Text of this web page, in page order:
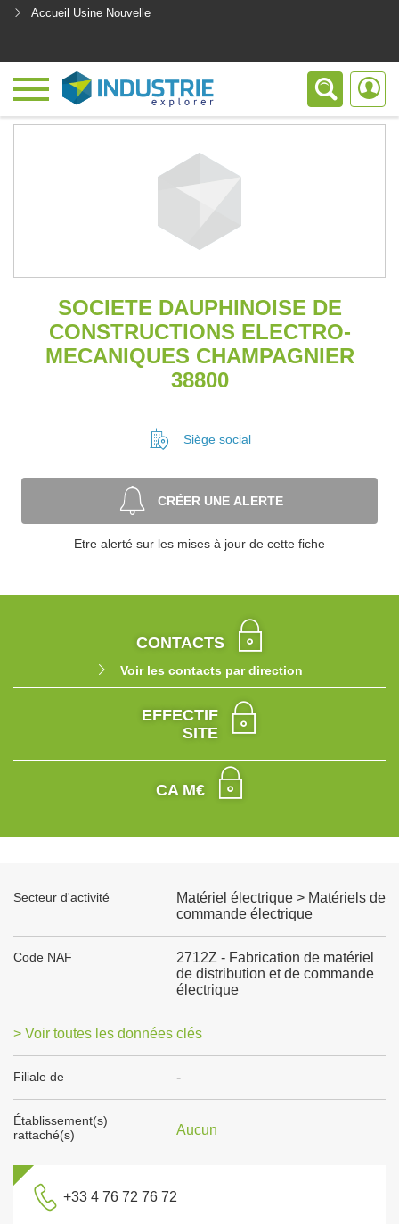
Accueil Usine Nouvelle
SOCIETE DAUPHINOISE DE
CONSTRUCTIONS ELECTRO-
MECANIQUES CHAMPAGNIER
38800
Siège social
CRÉER UNE ALERTE
Etre alerté sur les mises à jour de cette fiche
CONTACTS
Voir les contacts par direction
EFFECTIF
SITE
CA M€
Secteur d'activité
Matériel électrique > Matériels de
commande électrique
Code NAF
2712Z - Fabrication de matériel
de distribution et de commande
électrique
> Voir toutes les données clés
Filiale de -
Établissement(s)
rattaché(s)
Aucun
+33 4 76 72 76 72